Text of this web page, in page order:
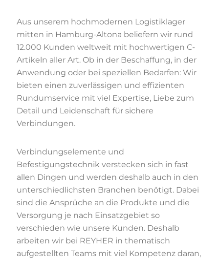
Aus unserem hochmodernen Logistiklager
mitten in Hamburg-Altona beliefern wir rund
12.000 Kunden weltweit mit hochwertigen C-
Artikeln aller Art. Ob in der Beschaffung, in der
Anwendung oder bei speziellen Bedarfen: Wir
bieten einen zuverlässigen und effizienten
Rundumservice mit viel Expertise, Liebe zum
Detail und Leidenschaft für sichere
Verbindungen.
Verbindungselemente und
Befestigungstechnik verstecken sich in fast
allen Dingen und werden deshalb auch in den
unterschiedlichsten Branchen benötigt. Dabei
sind die Ansprüche an die Produkte und die
Versorgung je nach Einsatzgebiet so
verschieden wie unsere Kunden. Deshalb
arbeiten wir bei REYHER in thematisch
aufgestellten Teams mit viel Kompetenz daran,